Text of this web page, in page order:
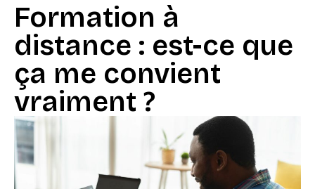
Formation à
distance : est-ce que
ça me convient
vraiment ?